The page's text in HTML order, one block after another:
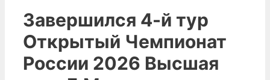
Завершился 4-й тур
Открытый Чемпионат
России 2026 Высшая